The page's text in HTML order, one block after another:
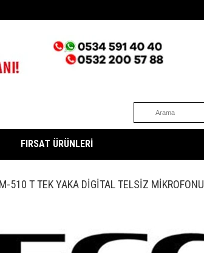
FIRSAT ÜRÜNLERİ
510 T TEK YAKA DİGİTAL TELSİZ MİKROFONU